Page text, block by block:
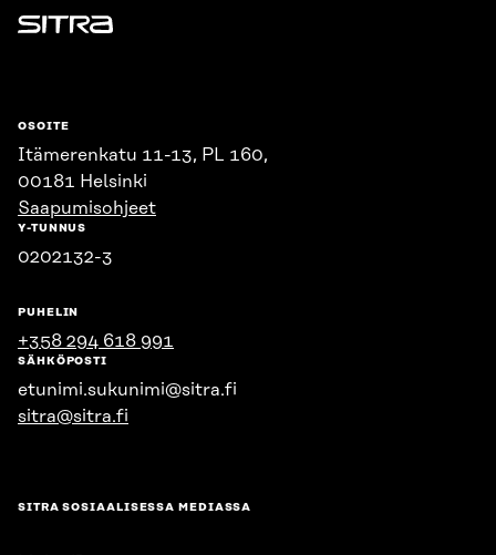
Sitra
OSOITE
Itämerenkatu 11-13, PL 160,
00181 Helsinki
Saapumisohjeet
Y-TUNNUS
0202132-3
PUHELIN
+358 294 618 991
SÄHKÖPOSTI
etunimi.sukunimi@sitra.fi
sitra@sitra.fi
SITRA SOSIAALISESSA MEDIASSA